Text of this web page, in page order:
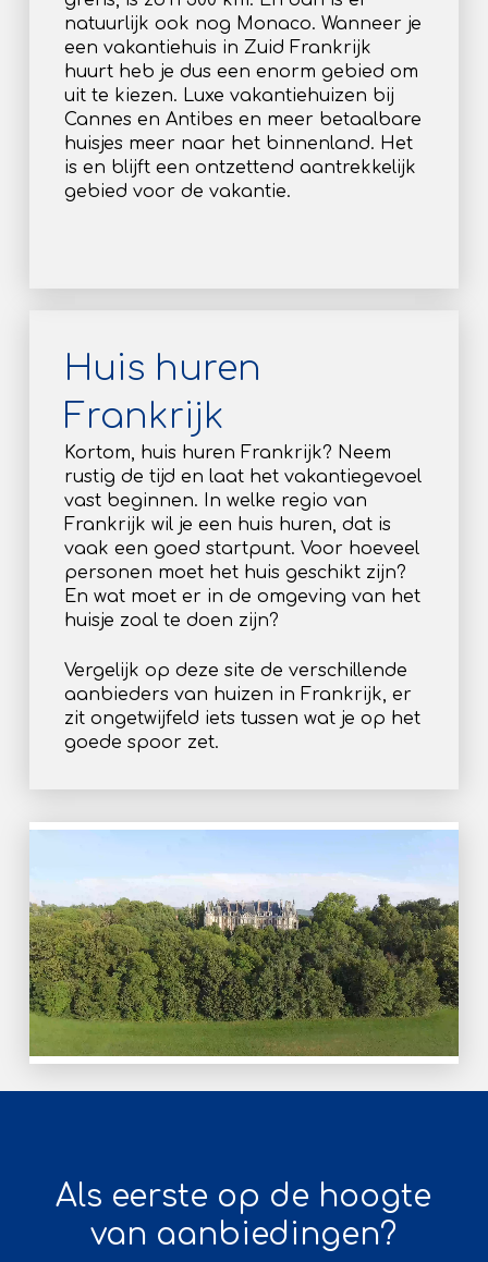
natuurlijk ook nog Monaco. Wanneer je
een vakantiehuis in Zuid Frankrijk
huurt heb je dus een enorm gebied om
uit te kiezen. Luxe vakantiehuizen bij
Cannes en Antibes en meer betaalbare
huisjes meer naar het binnenland. Het
is en blijft een ontzettend aantrekkelijk
gebied voor de vakantie.
Huis huren
Frankrijk
Kortom, huis huren Frankrijk? Neem
rustig de tijd en laat het vakantiegevoel
vast beginnen. In welke regio van
Frankrijk wil je een huis huren, dat is
vaak een goed startpunt. Voor hoeveel
personen moet het huis geschikt zijn?
En wat moet er in de omgeving van het
huisje zoal te doen zijn?
Vergelijk op deze site de verschillende
aanbieders van huizen in Frankrijk, er
zit ongetwijfeld iets tussen wat je op het
goede spoor zet.
Als eerste op de hoogte
van aanbiedingen?